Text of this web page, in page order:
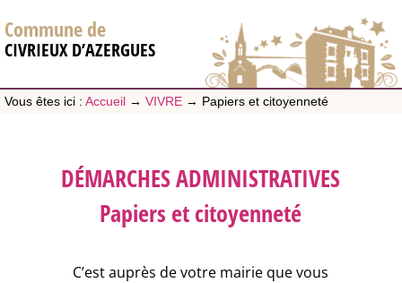
Commune de
CIVRIEUX D’AZERGUES
Vous êtes ici : Accueil → VIVRE → Papiers et citoyenneté
DÉMARCHES ADMINISTRATIVES
Papiers et citoyenneté
C’est auprès de votre mairie que vous